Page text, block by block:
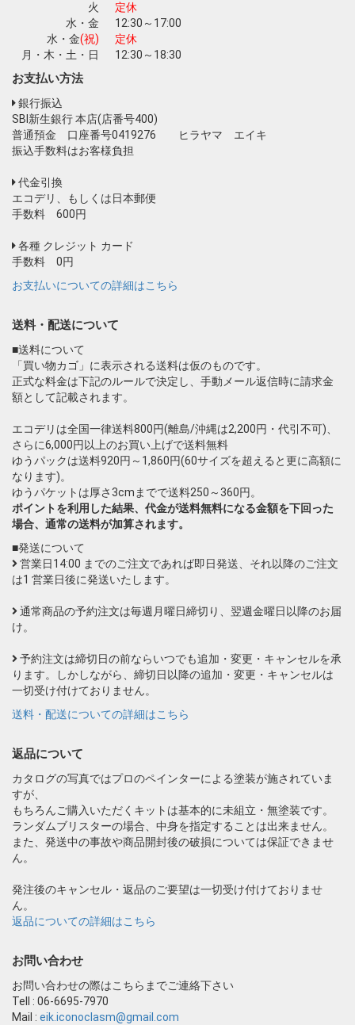
火
定休
水・金
12:30～17:00
水・金(祝)
定休
月・木・土・日
12:30～18:30
お支払い方法
銀行振込
SBI新生銀行 本店(店番号400)
普通預金 口座番号0419276 ヒラヤマ エイキ
振込手数料はお客様負担
代金引換
エコデリ、もしくは日本郵便
手数料 600円
各種 クレジット カード
手数料 0円
お支払いについての詳細はこちら
送料・配送について
■送料について
「買い物カゴ」に表示される送料は仮のものです。
正式な料金は下記のルールで決定し、手動メール返信時に請求金
額として記載されます。
エコデリは全国一律送料800円(離島/沖縄は2,200円・代引不可)、
さらに6,000円以上のお買い上げで送料無料
ゆうパックは送料920円～1,860円(60サイズを超えると更に高額に
なります)。
ゆうパケットは厚さ3cmまでで送料250～360円。
ポイントを利用した結果、代金が送料無料になる金額を下回った
場合、通常の送料が加算されます。
■発送について
営業日14:00 までのご注文であれば即日発送、それ以降のご注文
は1 営業日後に発送いたします。
通常商品の予約注文は毎週月曜日締切り、翌週金曜日以降のお届
け。
予約注文は締切日の前ならいつでも追加・変更・キャンセルを承
ります。しかしながら、締切日以降の追加・変更・キャンセルは
一切受け付けておりません。
送料・配送についての詳細はこちら
返品について
カタログの写真ではプロのペインターによる塗装が施されていま
すが、
もちろんご購入いただくキットは基本的に未組立・無塗装です。
ランダムブリスターの場合、中身を指定することは出来ません。
また、発送中の事故や商品開封後の破損については保証できませ
ん。
発注後のキャンセル・返品のご要望は一切受け付けておりませ
ん。
返品についての詳細はこちら
お問い合わせ
お問い合わせの際はこちらまでご連絡下さい
Tell : 06-6695-7970
Mail : eik.iconoclasm@gmail.com